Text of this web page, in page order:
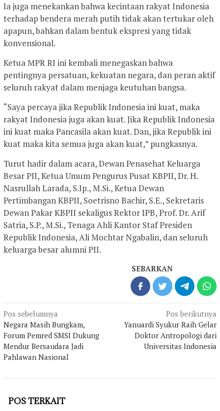
Ia juga menekankan bahwa kecintaan rakyat Indonesia
terhadap bendera merah putih tidak akan tertukar oleh
apapun, bahkan dalam bentuk ekspresi yang tidak
konvensional.
Ketua MPR RI ini kembali menegaskan bahwa
pentingnya persatuan, kekuatan negara, dan peran aktif
seluruh rakyat dalam menjaga keutuhan bangsa.
“Saya percaya jika Republik Indonesia ini kuat, maka
rakyat Indonesia juga akan kuat. Jika Republik Indonesia
ini kuat maka Pancasila akan kuat. Dan, jika Republik ini
kuat maka kita semua juga akan kuat,” pungkasnya.
Turut hadir dalam acara, Dewan Penasehat Keluarga
Besar PII, Ketua Umum Pengurus Pusat KBPII, Dr. H.
Nasrullah Larada, S.Ip., M.Si., Ketua Dewan
Pertimbangan KBPII, Soetrisno Bachir, S.E., Sekretaris
Dewan Pakar KBPII sekaligus Rektor IPB, Prof. Dr. Arif
Satria, S.P., M.Si., Tenaga Ahli Kantor Staf Presiden
Republik Indonesia, Ali Mochtar Ngabalin, dan seluruh
keluarga besar alumni PII.
SEBARKAN
Navigasi
pos
Pos sebelumnya
Negara Masih Bungkam,
Forum Pemred SMSI Dukung
Mendur Bersaudara Jadi
Pahlawan Nasional
Pos berikutnya
Yanuardi Syukur Raih Gelar
Doktor Antropologi dari
Universitas Indonesia
POS TERKAIT